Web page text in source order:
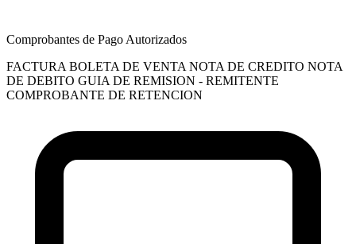
Comprobantes de Pago Autorizados
FACTURA BOLETA DE VENTA NOTA DE CREDITO NOTA
DE DEBITO GUIA DE REMISION - REMITENTE
COMPROBANTE DE RETENCION